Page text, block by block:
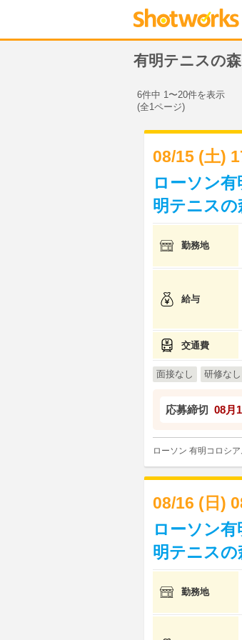
有明テニスの
6件中 1〜20件を表示
(全1ページ)
08/15 (土)
ローソン
明テニスの
勤務地
給与
交通費
面接なし 研修なし
応募締切 08月
ローソン 有明コロシ
08/16 (日)
ローソン
明テニスの
勤務地